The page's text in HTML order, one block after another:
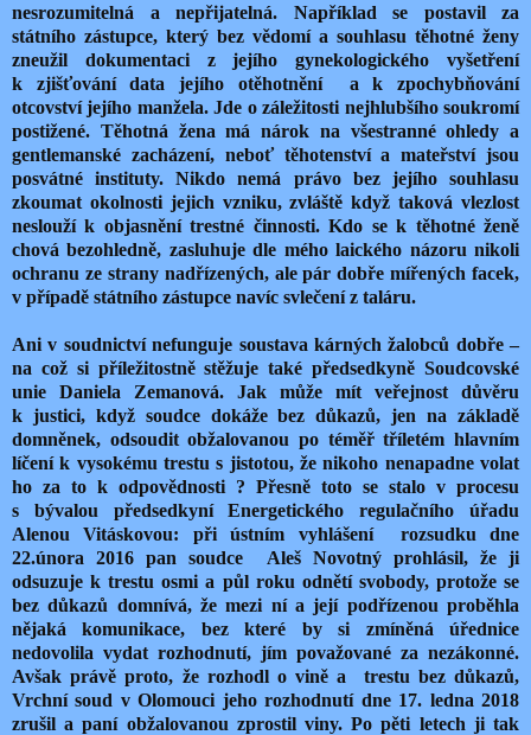
nesrozumitelná a nepřijatelná. Například se postavil za
státního zástupce, který bez vědomí a souhlasu těhotné ženy
zneužil dokumentaci z jejího gynekologického vyšetření
k zjišťování data jejího otěhotnění a k zpochybňování
otcovství jejího manžela. Jde o záležitosti nejhlubšího soukromí
postižené. Těhotná žena má nárok na všestranné ohledy a
gentlemanské zacházení, neboť těhotenství a mateřství jsou
posvátné instituty. Nikdo nemá právo bez jejího souhlasu
zkoumat okolnosti jejich vzniku, zvláště když taková vlezlost
neslouží k objasnění trestné činnosti. Kdo se k těhotné ženě
chová bezohledně, zasluhuje dle mého laického názoru nikoli
ochranu ze strany nadřízených, ale pár dobře mířených facek,
v případě státního zástupce navíc svlečení z taláru.
Ani v soudnictví nefunguje soustava kárných žalobců dobře –
na což si příležitostně stěžuje také předsedkyně Soudcovské
unie Daniela Zemanová. Jak může mít veřejnost důvěru
k justici, když soudce dokáže bez důkazů, jen na základě
domněnek, odsoudit obžalovanou po téměř tříletém hlavním
líčení k vysokému trestu s jistotou, že nikoho nenapadne volat
ho za to k odpovědnosti ? Přesně toto se stalo v procesu
s bývalou předsedkyní Energetického regulačního úřadu
Alenou Vitáskovou: při ústním vyhlášení rozsudku dne
22.února 2016 pan soudce Aleš Novotný prohlásil, že ji
odsuzuje k trestu osmi a půl roku odnětí svobody, protože se
bez důkazů domnívá, že mezi ní a její podřízenou proběhla
nějaká komunikace, bez které by si zmíněná úřednice
nedovolila vydat rozhodnutí, jím považované za nezákonné.
Avšak právě proto, že rozhodl o vině a trestu bez důkazů,
Vrchní soud v Olomouci jeho rozhodnutí dne 17. ledna 2018
zrušil a paní obžalovanou zprostil viny. Po pěti letech ji tak